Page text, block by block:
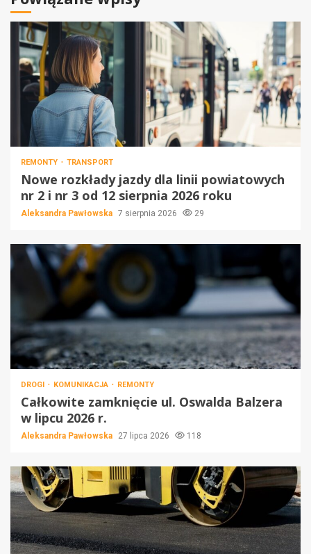
REMONTY TRANSPORT
Nowe rozkłady jazdy dla linii powiatowych
nr 2 i nr 3 od 12 sierpnia 2026 roku
Aleksandra Pawłowska 7 sierpnia 2026 29
DROGI KOMUNIKACJA REMONTY
Całkowite zamknięcie ul. Oswalda Balzera
w lipcu 2026 r.
Aleksandra Pawłowska 27 lipca 2026 118